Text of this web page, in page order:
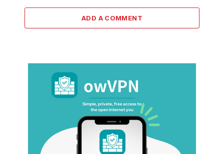
ADD A COMMENT